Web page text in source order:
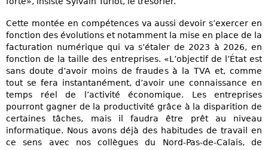
Cette montée en compétences va aussi devoir s’exercer en
fonction des évolutions et notamment la mise en place de la
facturation numérique qui va s’étaler de 2023 à 2026, en
fonction de la taille des entreprises. «L’objectif de l’État est
sans doute d’avoir moins de fraudes à la TVA et, comme
tout se fera instantanément, d’avoir une connaissance en
temps réel de l’activité économique. Les entreprises
pourront gagner de la productivité grâce à la disparition de
certaines tâches, mais il faudra être prêt au niveau
informatique. Nous avons déjà des habitudes de travail en
ce sens avec nos collègues du Nord-Pas-de-Calais, de